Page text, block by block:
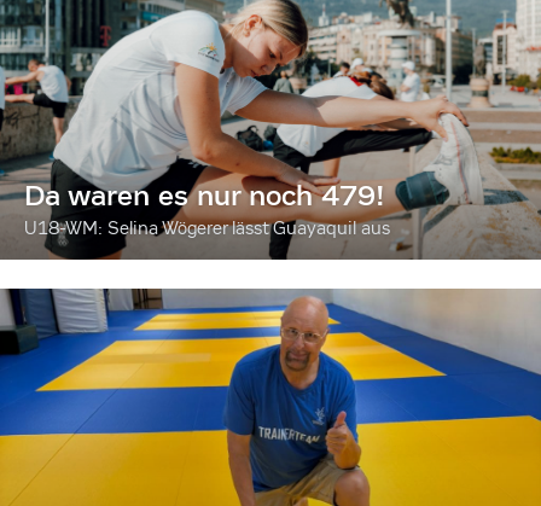
Da waren es nur noch 479!
U18-WM: Selina Wögerer lässt Guayaquil aus